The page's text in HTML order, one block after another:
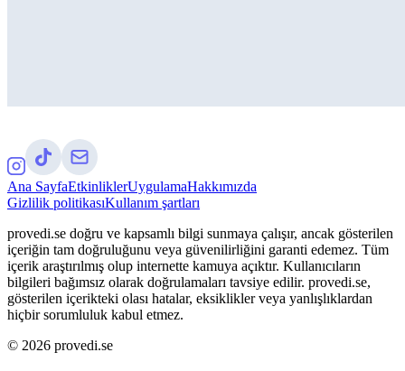
Ana SayfaEtkinliklerUygulamaHakkımızda
Gizlilik politikasıKullanım şartları
provedi.se doğru ve kapsamlı bilgi sunmaya çalışır, ancak gösterilen
içeriğin tam doğruluğunu veya güvenilirliğini garanti edemez. Tüm
içerik araştırılmış olup internette kamuya açıktır. Kullanıcıların
bilgileri bağımsız olarak doğrulamaları tavsiye edilir. provedi.se,
gösterilen içerikteki olası hatalar, eksiklikler veya yanlışlıklardan
hiçbir sorumluluk kabul etmez.
© 2026 provedi.se